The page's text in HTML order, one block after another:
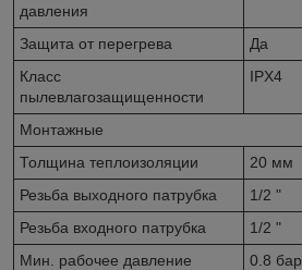
давления
Защита от перегрева
Да
Класс
пылевлагозащищенности
IPX4
Монтажные
Толщина теплоизоляции
20 мм
Резьба выходного патрубка
1/2 "
Резьба входного патрубка
1/2 "
Мин. рабочее давление
0.8 бар